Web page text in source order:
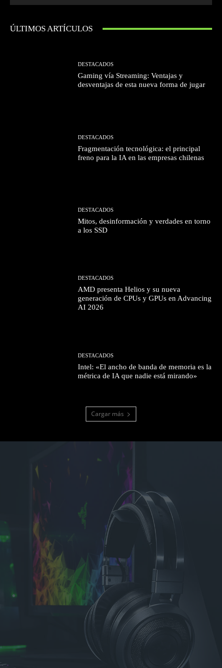
ÚLTIMOS ARTÍCULOS
DESTACADOS
Gaming vía Streaming: Ventajas y
desventajas de esta nueva forma de jugar
DESTACADOS
Fragmentación tecnológica: el principal
freno para la IA en las empresas chilenas
DESTACADOS
Mitos, desinformación y verdades en torno
a los SSD
DESTACADOS
AMD presenta Helios y su nueva
generación de CPUs y GPUs en Advancing
AI 2026
DESTACADOS
Intel: «El ancho de banda de memoria es la
métrica de IA que nadie está mirando»
Cargar más